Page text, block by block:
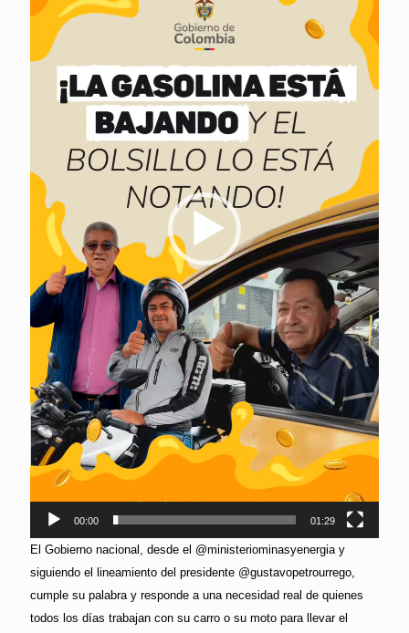
00:00 01:29
El Gobierno nacional, desde el @ministeriominasyenergia y
siguiendo el lineamiento del presidente @gustavopetrourrego,
cumple su palabra y responde a una necesidad real de quienes
todos los días trabajan con su carro o su moto para llevar el